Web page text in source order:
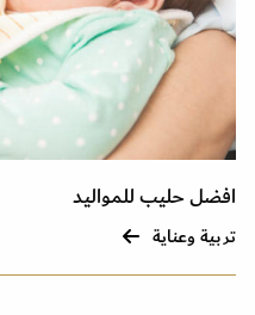
افضل حليب للمواليد
تربية وعناية